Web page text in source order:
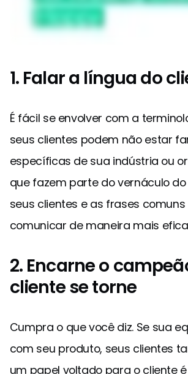
1. Falar a língua do
É fácil se envolver com a
seus clientes podem não estar
específicas de sua indústria ou
que fazem parte do vernáculo
seus clientes e as frases
comunicar de maneira mais
2. Encarne o
cliente se torne
Cumpra o que você diz. Se sua
com seu produto, seus clientes
um papel voltado para o cliente